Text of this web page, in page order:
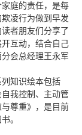
庭的责任，是每
凌行为做到早发
者朋友们分享了
互动，结合自己
会总经理王永军
列知识绘本包括
我控制、主动管
尊重》，是目前
。